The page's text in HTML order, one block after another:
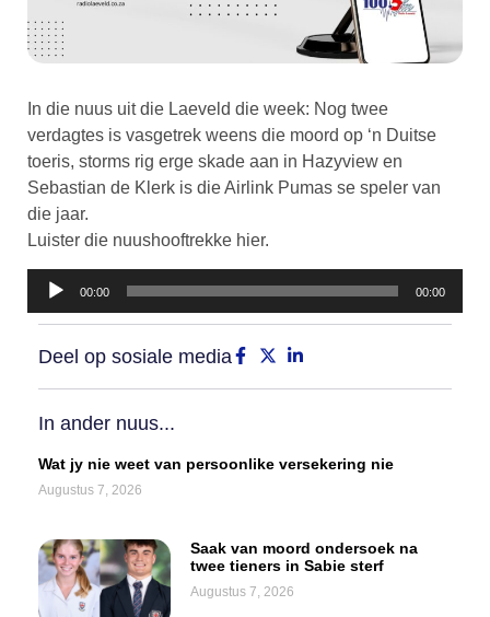
In die nuus uit die Laeveld die week: Nog twee
verdagtes is vasgetrek weens die moord op ‘n Duitse
toeris, storms rig erge skade aan in Hazyview en
Sebastian de Klerk is die Airlink Pumas se speler van
die jaar.
Luister die nuushooftrekke hier.
Klankspeler
00:00 00:00
Deel op sosiale media
In ander nuus...
Wat jy nie weet van persoonlike versekering nie
Augustus 7, 2026
Saak van moord ondersoek na
twee tieners in Sabie sterf
Augustus 7, 2026